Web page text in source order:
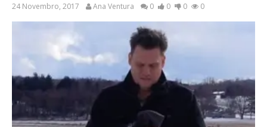
24 Novembro, 2017 Ana Ventura 0 0 0 0